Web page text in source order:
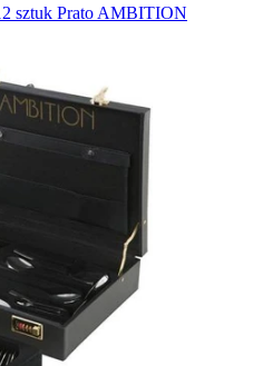
sztuk Prato AMBITION